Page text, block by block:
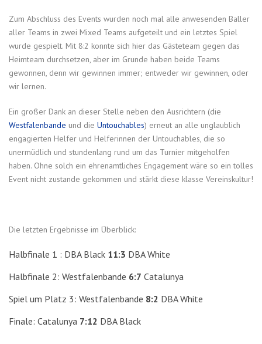
Zum Abschluss des Events wurden noch mal alle anwesenden Baller
aller Teams in zwei Mixed Teams aufgeteilt und ein letztes Spiel
wurde gespielt. Mit 8:2 konnte sich hier das Gästeteam gegen das
Heimteam durchsetzen, aber im Grunde haben beide Teams
gewonnen, denn wir gewinnen immer; entweder wir gewinnen, oder
wir lernen.
Ein großer Dank an dieser Stelle neben den Ausrichtern (die
Westfalenbande und die Untouchables) erneut an alle unglaublich
engagierten Helfer und Helferinnen der Untouchables, die so
unermüdlich und stundenlang rund um das Turnier mitgeholfen
haben. Ohne solch ein ehrenamtliches Engagement wäre so ein tolles
Event nicht zustande gekommen und stärkt diese klasse Vereinskultur!
Die letzten Ergebnisse im Überblick:
Halbfinale 1 : DBA Black 11:3 DBA White
Halbfinale 2: Westfalenbande 6:7 Catalunya
Spiel um Platz 3: Westfalenbande 8:2 DBA White
Finale: Catalunya 7:12 DBA Black